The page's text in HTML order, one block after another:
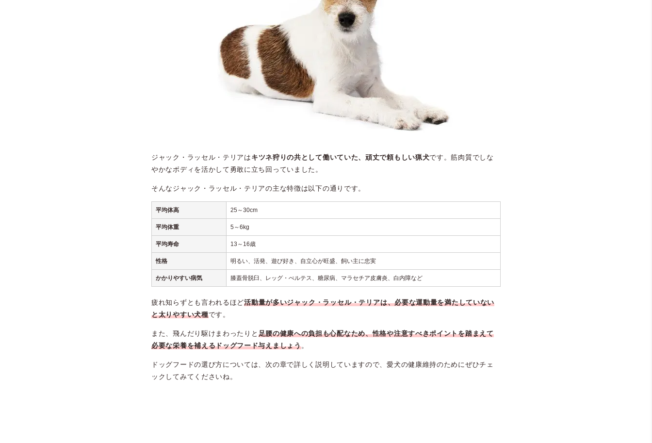
ジャック・ラッセル・テリアはキツネ狩りの共として働いていた、頑丈で頼もしい猟犬です。筋肉質でしな
やかなボディを活かして勇敢に立ち回っていました。
そんなジャック・ラッセル・テリアの主な特徴は以下の通りです。
平均体高 25～30cm
平均体重 5～6kg
平均寿命 13～16歳
性格 明るい、活発、遊び好き、自立心が旺盛、飼い主に忠実
かかりやすい病気 膝蓋骨脱臼、レッグ・ぺルテス、糖尿病、マラセチア皮膚炎、白内障など
疲れ知らずとも言われるほど活動量が多いジャック・ラッセル・テリアは、必要な運動量を満たしていない
と太りやすい犬種です。
また、飛んだり駆けまわったりと 足腰の健康への負担も心配なため、性格や注意すべきポイントを踏まえて
必要な栄養を補えるドッグフード与えましょう。
ドッグフードの選び方については、次の章で詳しく説明していますので、愛犬の健康維持のためにぜひチェ
ックしてみてくださいね。